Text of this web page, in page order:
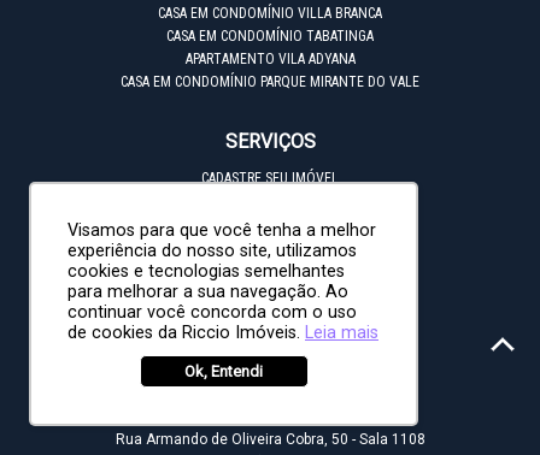
CASA EM CONDOMÍNIO VILLA BRANCA
CASA EM CONDOMÍNIO TABATINGA
APARTAMENTO VILA ADYANA
CASA EM CONDOMÍNIO PARQUE MIRANTE DO VALE
SERVIÇOS
CADASTRE SEU IMÓVEL
FINANCIAMENTO E BANCOS
CONTATO
AVALIE SEU CORRETOR
FALE CONOSCO
Rua Armando de Oliveira Cobra, 50 - Sala 1108
Visamos para que você tenha a melhor
experiência do nosso site, utilizamos
cookies e tecnologias semelhantes
para melhorar a sua navegação. Ao
continuar você concorda com o uso
de cookies da Riccio Imóveis. Leia mais
Ok, Entendi